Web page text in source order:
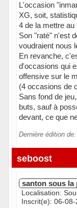
L'occasion
XG, soit,
4 de la mettre au
Son "raté" n'est
voudraient nous
En revanche,
d'occasions qui
offensive sur le
(4 occasions de
Sans fond de
buts, sauf à
devant, ce que
Dernière édition
Hors ligne
seboost
santon sous la
Localisation:
Inscrit(e): 06-08-